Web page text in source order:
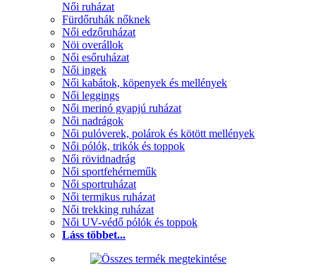
Női ruházat
Fürdőruhák nőknek
Női edzőruházat
Nöi overállok
Női esőruházat
Női ingek
Női kabátok, köpenyek és mellények
Női leggings
Női merinó gyapjú ruházat
Női nadrágok
Női pulóverek, polárok és kötött mellények
Női pólók, trikók és toppok
Női rövidnadrág
Női sportfehérneműk
Női sportruházat
Női termikus ruházat
Női trekking ruházat
Női UV-védő pólók és toppok
Láss többet...